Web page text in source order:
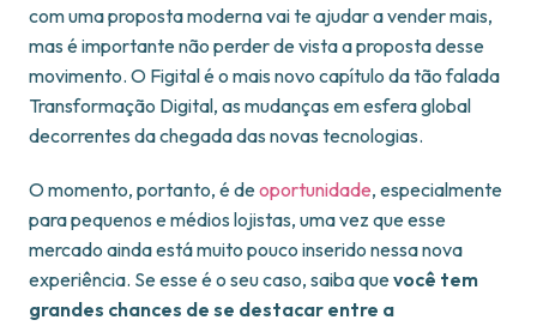
com uma proposta moderna vai te ajudar a vender mais,
mas é importante não perder de vista a proposta desse
movimento. O Figital é o mais novo capítulo da tão falada
Transformação Digital, as mudanças em esfera global
decorrentes da chegada das novas tecnologias.
O momento, portanto, é deoportunidade, especialmente
para pequenos e médios lojistas, uma vez que esse
mercado ainda está muito pouco inserido nessa nova
experiência. Se esse é o seu caso, saiba quevocê tem
grandes chances de se destacar entre a